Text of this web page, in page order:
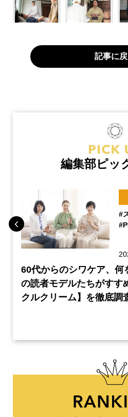
記事に
編集部ピッ
#
60代からのシワケア、何
の読者モデルたちがすす
クルクリーム】を徹底調